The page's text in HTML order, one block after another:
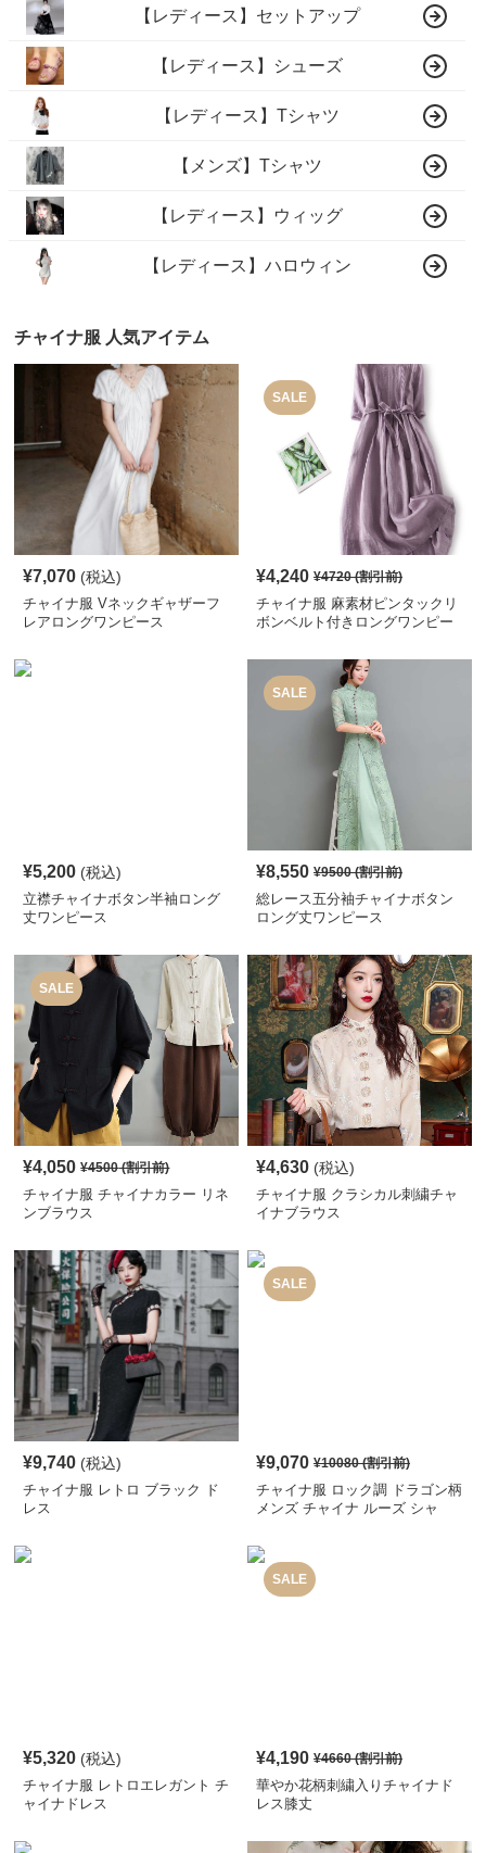
【レディース】セットアップ
【レディース】シューズ
【レディース】Tシャツ
【メンズ】Tシャツ
【レディース】ウィッグ
【レディース】ハロウィン
チャイナ服 人気アイテム
¥7,070 (税込)
チャイナ服 Vネックギャザーフ
レアロングワンピース
SALE
¥4,240 ¥4720(割引前)
チャイナ服 麻素材ピンタックリ
ボンベルト付きロングワンピー
¥5,200 (税込)
立襟チャイナボタン半袖ロング
丈ワンピース
SALE
¥8,550 ¥9500(割引前)
総レース五分袖チャイナボタン
ロング丈ワンピース
SALE
¥4,050 ¥4500(割引前)
チャイナ服 チャイナカラー リネ
ンブラウス
¥4,630 (税込)
チャイナ服 クラシカル刺繍チャ
イナブラウス
¥9,740 (税込)
チャイナ服 レトロ ブラック ド
レス
SALE
¥9,070 ¥10080(割引前)
チャイナ服 ロック調 ドラゴン柄
メンズ チャイナ ルーズ シャ
¥5,320 (税込)
チャイナ服 レトロエレガント チ
ャイナドレス
SALE
¥4,190 ¥4660(割引前)
華やか花柄刺繍入りチャイナド
レス膝丈